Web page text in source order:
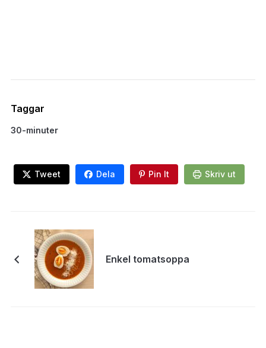
Taggar
30-minuter
Tweet Dela Pin It Skriv ut
Enkel tomatsoppa